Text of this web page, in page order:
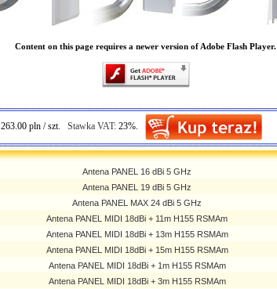
Content on this page requires a newer version of Adobe Flash Player.
263.00 pln / szt. Stawka VAT: 23%.
Antena PANEL 16 dBi 5 GHz
Antena PANEL 19 dBi 5 GHz
Antena PANEL MAX 24 dBi 5 GHz
Antena PANEL MIDI 18dBi + 11m H155 RSMAm
Antena PANEL MIDI 18dBi + 13m H155 RSMAm
Antena PANEL MIDI 18dBi + 15m H155 RSMAm
Antena PANEL MIDI 18dBi + 1m H155 RSMAm
Antena PANEL MIDI 18dBi + 3m H155 RSMAm